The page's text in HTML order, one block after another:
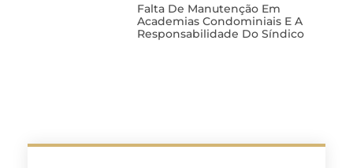
Falta De Manutenção Em
Academias Condominiais E A
Responsabilidade Do Síndico